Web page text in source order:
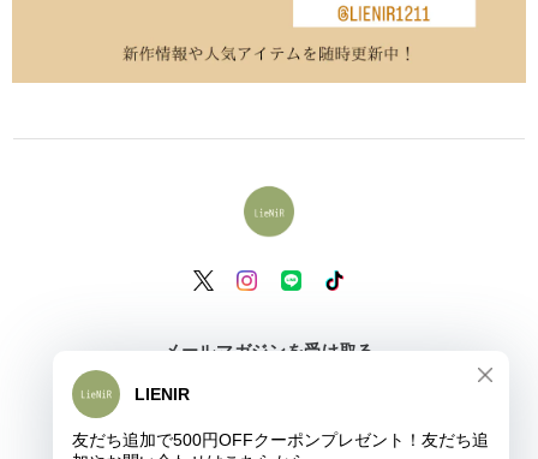
メールマガジンを受け取る